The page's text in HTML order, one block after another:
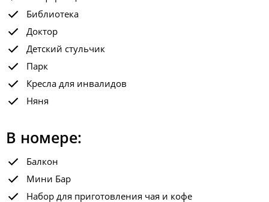
Библиотека
Доктор
Детский стульчик
Парк
Кресла для инвалидов
Няня
В номере:
Балкон
Мини Бар
Набор для приготовления чая и кофе